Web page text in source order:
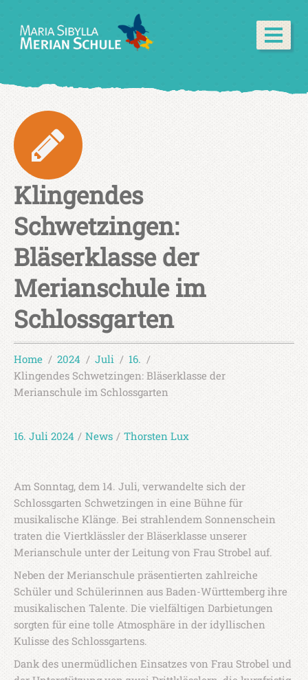
Klingendes
Schwetzingen:
Bläserklasse der
Merianschule im
Schlossgarten
Home 2024 Juli
16.
Klingendes Schwetzingen: Bläserklasse der
Merianschule im Schlossgarten
16. Juli 2024 / News / Thorsten Lux
Am Sonntag, dem 14. Juli, verwandelte sich der
Schlossgarten Schwetzingen in eine Bühne für
musikalische Klänge. Bei strahlendem Sonnenschein
traten die Viertklässler der Bläserklasse unserer
Merianschule unter der Leitung von Frau Strobel auf.
Neben der Merianschule präsentierten zahlreiche
Schüler und Schülerinnen aus Baden-Württemberg ihre
musikalischen Talente. Die vielfältigen Darbietungen
sorgten für eine tolle Atmosphäre in der idyllischen
Kulisse des Schlossgartens.
Dank des unermüdlichen Einsatzes von Frau Strobel und